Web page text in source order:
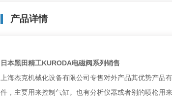
产品详情
日本黑田精工KURODA电磁阀系列销售
上海杰克机械化设备有限公司专售对外产品其优势产
件，主要用来控制气缸。也有分析仪器或者别的喷枪用